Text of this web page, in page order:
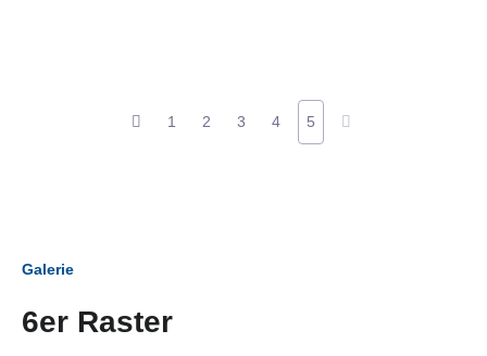
1 2 3 4 5
Galerie
6er Raster